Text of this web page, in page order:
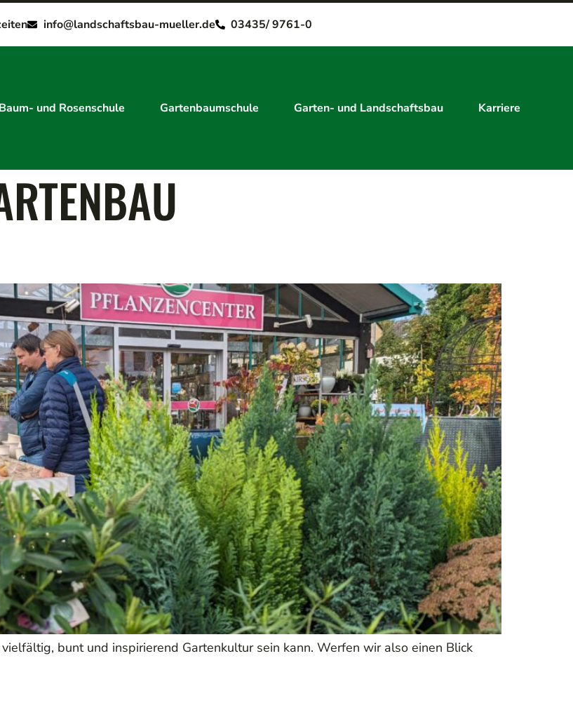
info@landschaftsbau-mueller.de 03435/ 9761-0
Baum- und Rosenschule Gartenbaumschule Garten- und Landschaftsbau Karriere
bunt und inspirierend Gartenkultur sein kann. Werfen wir also einen Blick